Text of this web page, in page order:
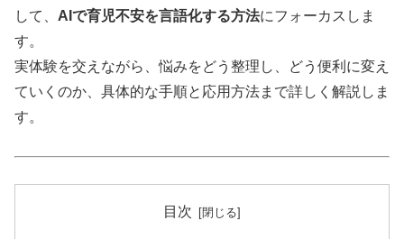
して、 AIで育児不安を言語化する方法にフォーカスしま
す。
実体験を交えながら、悩みをどう整理し、どう便利に変え
ていくのか、具体的な手順と応用方法まで詳しく解説しま
す。
目次